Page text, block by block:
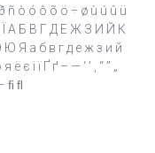
ñ ò ó ô õ ö ÷ ø ù ú û ü
І Ї А Б В Г Д Е Ж З И Й К
Я а б в г д е ж з и й
і ї Ґ ґ – — ‘ ’ ‚ “ ” „
ﬁ ﬂ